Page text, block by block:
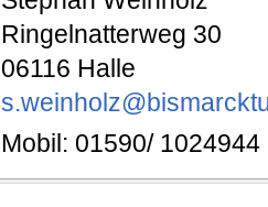
Ringelnatterweg 30
06116 Halle
Mobil: 01590/ 1024944